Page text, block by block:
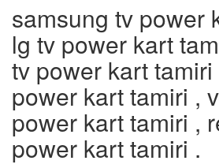
samsung tv power
lg tv power kart
tv power kart
power kart tamiri ,
power kart tamiri ,
power kart tamiri .